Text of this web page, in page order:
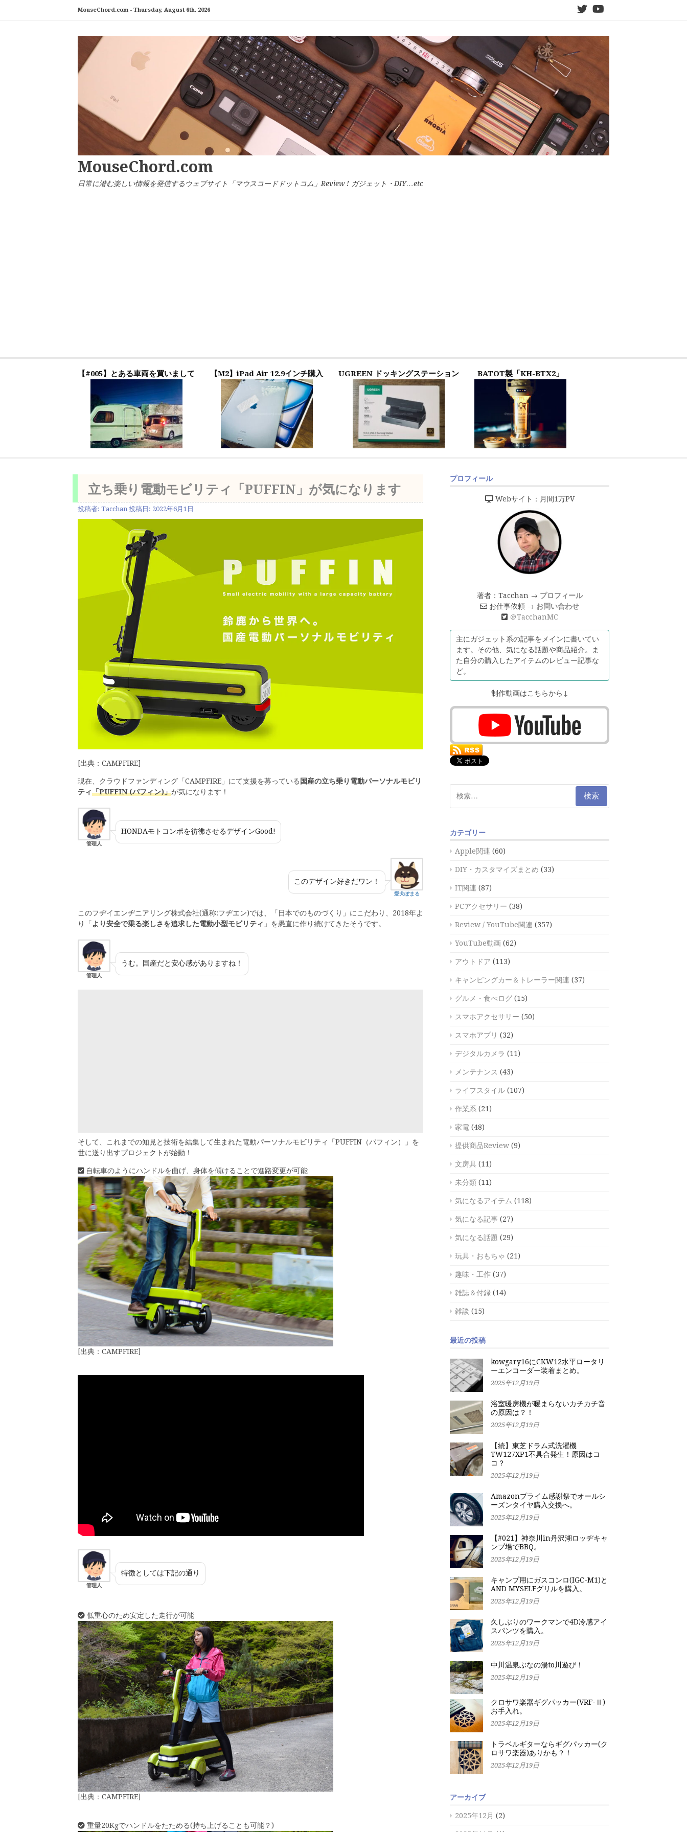
MouseChord.com - Thursday, August 6th, 2026 twitter
MouseChord.com
日常に潜む楽しい情報を発信するウェブサイト「マウスコードドットコム」Review ! ガジェット・DIY…etc
【#005】とある車両を買いまして 【M2】iPad Air 12.9インチ購入 UGREEN ドッキングステーション BATOT製「KH-BTX2」
立ち乗り電動モビリティ「PUFFIN」が気になります
投稿者: Tacchan 投稿日: 2022年6月1日
[出典：CAMPFIRE]
現在、クラウドファンディング「CAMPFIRE」にて支援を募っている 国産の立ち乗り電動パーソナルモビリ
ティ「PUFFIN (パフィン)」が気になります！
管理人
HONDAモトコンポを彷彿させるデザインGood!
このデザイン好きだワン！
愛犬ぽまる
このフヂイエンヂニアリング株式会社(通称:フヂエン)では、「日本でのものづくり」にこだわり、2018年よ
り「 より安全で乗る楽しさを追求した電動小型モビリティ 」を愚直に作り続けてきたそうです。
管理人
うむ。国産だと安心感がありますね！
そして、これまでの知見と技術を結集して生まれた電動パーソナルモビリティ「PUFFIN（パフィン）」を
世に送り出すプロジェクトが始動！
自転車のようにハンドルを曲げ、身体を傾けることで進路変更が可能
[出典：CAMPFIRE]
管理人
特徴としては下記の通り
低重心のため安定した走行が可能
[出典：CAMPFIRE]
重量20Kgでハンドルをたためる(持ち上げることも可能？)
プロフィール
Webサイト：月間1万PV
著者：Tacchan → プロフィール
お仕事依頼 → お問い合わせ
＠TacchanMC
主にガジェット系の記事をメインに書いてい
ます。その他、気になる話題や商品紹介。ま
た自分の購入したアイテムのレビュー記事な
ど。
制作動画はこちらから↓
索:
カテゴリー
Apple関連 (60)
DIY・カスタマイズまとめ (33)
IT関連 (87)
PCアクセサリー (38)
Review / YouTube関連 (357)
YouTube動画 (62)
アウトドア (113)
キャンピングカー＆トレーラー関連 (37)
グルメ・食べログ (15)
スマホアクセサリー (50)
スマホアプリ (32)
デジタルカメラ (11)
メンテナンス (43)
ライフスタイル (107)
作業系 (21)
家電 (48)
提供商品Review (9)
文房具 (11)
未分類 (11)
気になるアイテム (118)
気になる記事 (27)
気になる話題 (29)
玩具・おもちゃ (21)
趣味・工作 (37)
雑誌＆付録 (14)
雑談 (15)
最近の投稿
kowgary16にCKW12水平ロータリ
ーエンコーダー装着まとめ。
2025年12月19日
浴室暖房機が暖まらないカチカチ音
の原因は？！
2025年12月19日
【続】東芝ドラム式洗濯機
TW127XP1不具合発生！原因はコ
コ？
2025年12月19日
Amazonプライム感謝祭でオールシ
ーズンタイヤ購入交換へ。
2025年12月19日
【#021】神奈川in丹沢湖ロッヂキャ
ンプ場でBBQ。
2025年12月19日
キャンプ用にガスコンロ(IGC-M1)と
AND MYSELFグリルを購入。
2025年12月19日
久しぶりのワークマンで4D冷感アイ
スパンツを購入。
2025年12月19日
中川温泉ぶなの湯to川遊び！
2025年12月19日
クロサワ楽器ギグパッカー(VRF-Ⅱ)
お手入れ。
2025年12月19日
トラベルギターならギグパッカー(ク
ロサワ楽器)ありかも？！
2025年12月19日
アーカイブ
2025年12月 (2)